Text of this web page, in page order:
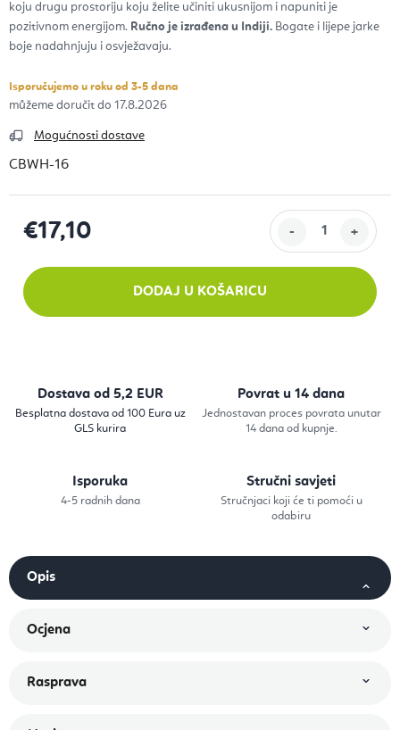
koju drugu prostoriju koju želite učiniti ukusnijom i napuniti je
pozitivnom energijom. Ručno je izrađena u Indiji. Bogate i lijepe jarke
boje nadahnjuju i osvježavaju.
Isporučujemo u roku od 3-5 dana
17.8.2026
Mogućnosti dostave
CBWH-16
€17,10
DODAJ U KOŠARICU
Dostava od 5,2 EUR
Besplatna dostava od 100 Eura uz
GLS kurira
Povrat u 14 dana
Jednostavan proces povrata unutar
14 dana od kupnje.
Isporuka
4-5 radnih dana
Stručni savjeti
Stručnjaci koji će ti pomoći u
odabiru